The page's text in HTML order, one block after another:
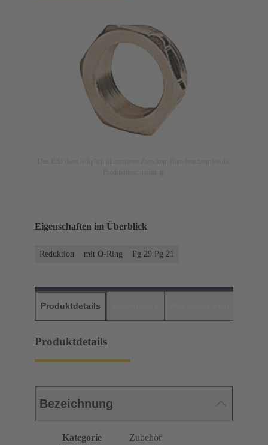
Eigenschaften im Überblick
Reduktion mit O-Ring Pg 29 Pg 21
Produktdetails
Produktdetails
Bezeichnung
Kategorie
Zubehör